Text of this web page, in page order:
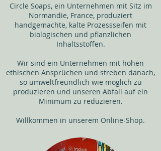
Circle Soaps, ein Unternehmen mit Sitz im
Normandie, France, produziert
handgemachte, kalte Prozessseifen mit
biologischen und pflanzlichen
Inhaltsstoffen.​
Wir sind ein Unternehmen mit hohen
ethischen Ansprüchen und streben danach,
so umweltfreundlich wie möglich zu
produzieren und unseren Abfall auf ein
Minimum zu reduzieren.
Willkommen in unserem Online-Shop.